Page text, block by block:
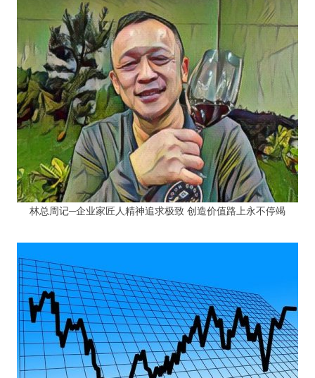
林总周记─企业家匠人精神追求极致 创造价值路上永不停竭